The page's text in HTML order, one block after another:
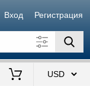
Вход Регистрация